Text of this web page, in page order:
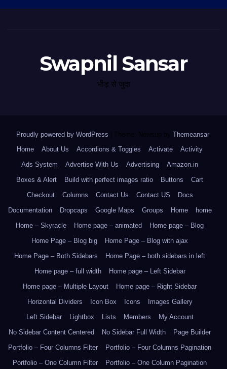
Swapnil Sansar
भीड़ से जुदा
Proudly powered by WordPress Theme: Newsup by Themeansar.
Home
About Us Accordions & Toggles Activate
Activity
Ads System
Advertise With Us Advertising
Amazon.in
Boxes & Alert
Build with perfect images ratio Buttons
Cart
Checkout
Columns Contact Us Contact US
Docs
Documentation
Dropcaps Google Maps Groups Home
home
Home – Skyracle
Home page – animated
Home page – Blog
Home Page – Blog big
Home Page – Blog with ajax
Home Page – Both Sidebars
Home Page – both sidebars in left
Home page – full width
Home page – Left Sidebar
Home page – Multiple Layout
Home page – Right Sidebar
Horizontal Dividers
Icon Box Icons
Images Gallery
Left Sidebar
Lightbox Lists Members
My Account
No Sidebar Content Centered
No Sidebar Full Width
Page Builder
Portfolio – Four Columns Filter
Portfolio – Four Columns Pagination
Portfolio – One Column Filter
Portfolio – One Column Pagination